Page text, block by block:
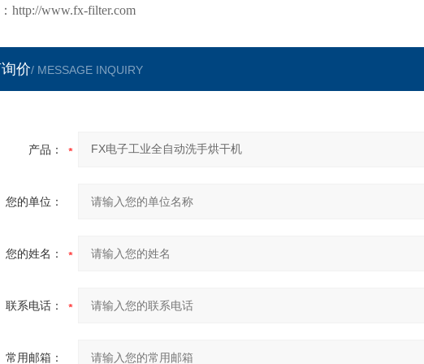
： http://www.fx-filter.com
价/ MESSAGE INQUIRY
产品：
您的单位：
您的姓名：
联系电话：
常用邮箱：